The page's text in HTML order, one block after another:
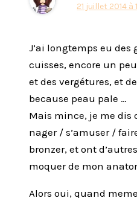
21 juillet 2014 à
J’ai longtemps eu des
cuisses, encore un
et des vergétures, et
because peau pale …
Mais mince, je me dis
nager / s’amuser /
bronzer, et ont
moquer de mon
Alors oui, quand